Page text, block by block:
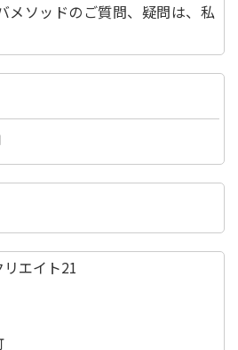
メソッドのご質問、疑問は、私
エイト21